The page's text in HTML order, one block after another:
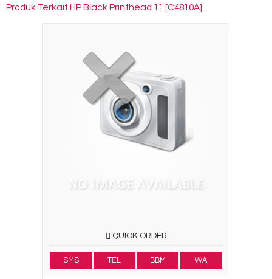
Produk Terkait HP Black Printhead 11 [C4810A]
QUICK ORDER
SMS TEL BBM WA